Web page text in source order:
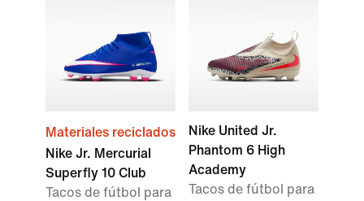
Materiales reciclados
Nike Jr. Mercurial
Superfly 10 Club
Tacos de fútbol para
Nike United Jr.
Phantom 6 High
Academy
Tacos de fútbol para